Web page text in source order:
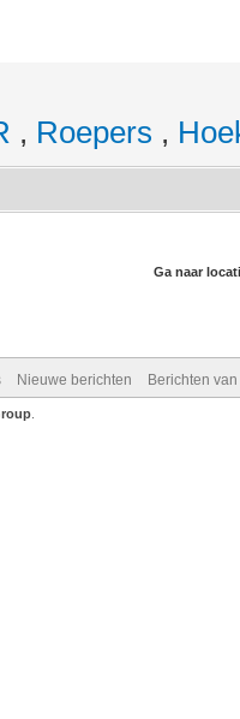
, Roepers ,
Ga naar
Nieuwe berichten Berichten